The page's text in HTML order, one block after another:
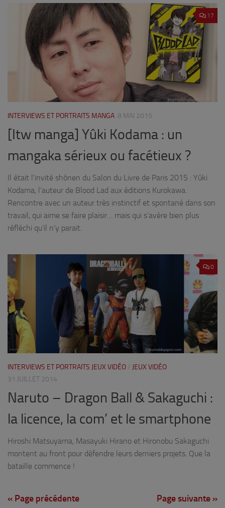
17
INTERVIEWS ET PORTRAITS MANGA 8 MAI 2015
[Itw manga] Yûki Kodama : un
mangaka sérieux ou facétieux ?
Il était l’invité shônen du Salon du Livre de Paris 2015 : Yûki
Kodama, l’auteur de Blood Lad aux éditions Kurokawa.
Rencontre avec un auteur très instinctif et spontané dans son
travail, qui aime se faire plaisir… mais qui s’avère bien plus
réfléchi qu’il n’y parait.
0
INTERVIEWS ET PORTRAITS JEUX VIDÉO / JEUX VIDÉO
31 JUILLET 2014
Naruto – Dragon Ball & Sakaguchi :
la licence, la com’ et le smartphone
Hiroshi Matsuyama, Masayuki Hirano et Hironobu Sakaguchi
montent au front pour défendre leurs derniers projets. Que la
bataille commence !
« Page précédente Page suivante »